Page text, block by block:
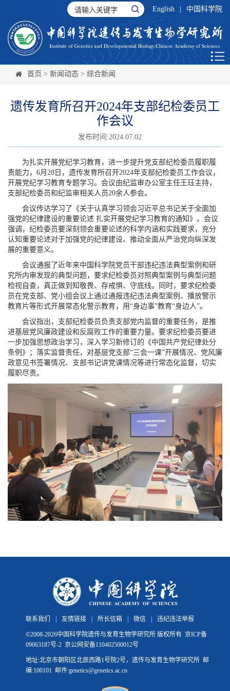
English 中国科学院
首页 > 新闻动态 > 综合新闻
遗传发育所召开2024年支部纪检委员工
作会议
发布时间:2024.07.02
为扎实开展党纪学习教育，进一步提升党支部纪检委员履职履
责能力，6月28日，遗传发育所召开2024年支部纪检委员工作会议，
开展党纪学习教育专题学习。会议由纪监审办公室主任王珏主持，
支部纪检委员和纪监审相关人员20余人参会。
会议传达学习了《关于认真学习领会习近平总书记关于全面加
强党的纪律建设的重要论述 扎实开展党纪学习教育的通知》。会议
强调，纪检委员要深刻领会重要论述的科学内涵和实践要求，充分
认知重要论述对于加强党的纪律建设、推动全面从严治党向纵深发
展的重要意义。
会议通报了近年来中国科学院党员干部违纪违法典型案例和研
究所内审发现的典型问题，要求纪检委员对照典型案例与典型问题
检视自查，真正做到知敬畏、存戒惧、守底线。同时，要求纪检委
员在党支部、党小组会议上通过通报违纪违法典型案例、播放警示
教育片等形式开展常态化警示教育，用“身边事”教育“身边人”。
会议指出，支部纪检委员负责支部党内监督的重要任务，是推
进基层党风廉政建设和反腐败工作的重要力量。要求纪检委员要进
一步加强思想政治学习，深入学习新修订的《中国共产党纪律处分
条例》；落实监督责任，对基层党支部“三会一课”开展情况、党风廉
政意见书签署情况、支部书记讲党课情况等进行常态化监督，切实
履职尽责。
联系我们 | 友情链接 | 所长信箱 | 微信 | 违纪违法举报
©2008-2026中国科学院遗传与发育生物学研究所 版权所有 京ICP备
09063187号-2 京公网安备110402500012号
地址:北京市朝阳区北辰西路1号院2号，遗传与发育生物学研究所 邮
编:100101 邮件:genetics@genetics.ac.cn